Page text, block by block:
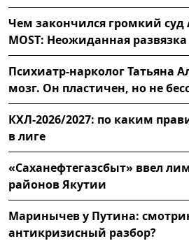
Чем закончился громкий суд
MOST: Неожиданная развязка
Психиатр-нарколог Татьяна
мозг. Он пластичен, но не
КХЛ-2026/2027: по каким
в лиге
«Саханефтегазсбыт» ввел
районов Якутии
Маринычев у Путина:
антикризисный разбор?